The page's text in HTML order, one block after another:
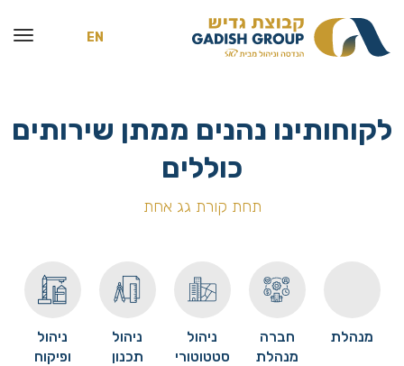
EN
לקוחותינו נהנים ממתן שירותים
כוללים
תחת קורת גג אחת
מנהלת
חברה
מנהלת
ניהול
סטטוטורי
ניהול
תכנון
ניהול
ופיקוח